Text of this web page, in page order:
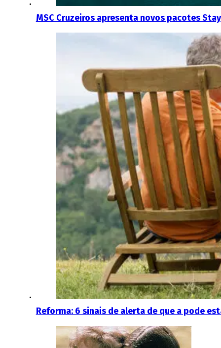
MSC Cruzeiros apresenta novos pacotes
Reforma: 6 sinais de alerta de que a pode